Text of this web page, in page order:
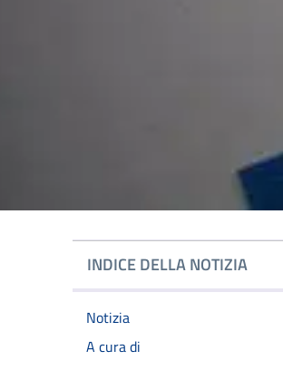
INDICE DELLA NOTIZIA
Notizia
A cura di